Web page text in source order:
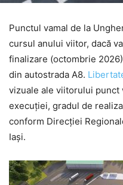
Punctul vamal de la
cursul anului viitor, dacă
finalizare (octombrie
din autostrada A8.
vizuale ale viitorului punct
execuției, gradul de
conform Direcției
Iași.